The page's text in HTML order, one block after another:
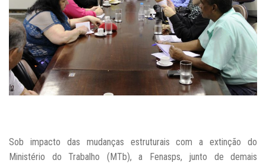
Sob impacto das mudanças estruturais com a extinção do
Ministério do Trabalho (MTb), a Fenasps, junto de demais